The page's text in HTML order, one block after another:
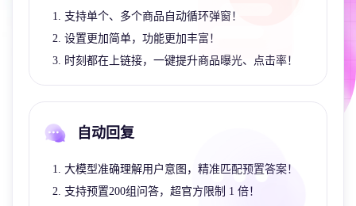
支持单个、多个商品自动循环弹窗！
设置更加简单，功能更加丰富！
时刻都在上链接，一键提升商品曝光、点击率！
自动回复
大模型准确理解用户意图，精准匹配预置答案！
支持预置200组问答，超官方限制 1 倍！